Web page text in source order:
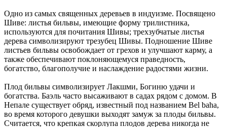
Одно из самых священных деревьев в индуизме. Посвящено
Шиве: листья бильвы, имеющие форму трилистника,
используются для почитания Шивы; трехзубчатые листья
дерева символизируют трезубец Шивы. Подношение Шиве
листьев бильвы освобождает от грехов и улучшают карму, а
также обеспечивают поклоняющемуся праведность,
богатство, благополучие и наслаждение радостями жизни.
Плод бильвы символизирует Лакшми, Богиню удачи и
богатства. Баэль часто высаживают в садах рядом с домом. В
Непале существует обряд, известный под названием Bel baha,
во время которого девушки выходят замуж за плоды бильвы.
Считается, что крепкая скорлупа плодов дерева никогда не